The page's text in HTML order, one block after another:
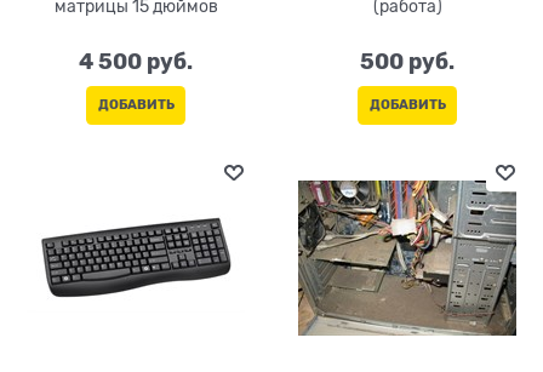
матрицы 15 дюймов
4 500 руб.
ДОБАВИТЬ
(работа)
500 руб.
ДОБАВИТЬ